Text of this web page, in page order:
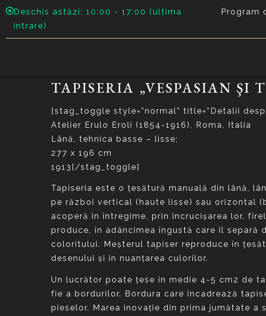
Deschis astăzi: 10:00 - 17:00 (ultima
intrare)
Program
TAPISERIA „VESPASIAN ŞI
[stag_toggle style=”normal” title=”Detalii
Atelier Erulo Eroli (1854-1916), Roma, Italia
Lână, tehnica basse – lisse;
277 x 196 cm
1913[/stag_toggle]
Tapiseria este o ţesătură manuală din lână,
pe război vertical (haute lisse) sau orizontal
acoperă în întregime, prin încrucişarea lor,
produce, în adâncimea îngustă care îl
coloritului. Meşterul tapiser reproduce în
desenului şi în nuanţarea culorilor.
Un lucrător poate ţese în medie 4-5 cm2 de
fie a bordurilor. Bordura care încadrează
pieselor. Marea inovaţie din prima jumătate a